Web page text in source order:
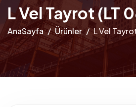
L Vel Tayrot (LT
AnaSayfa Ürünler L Vel